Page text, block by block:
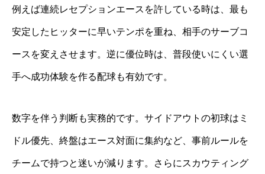
例えば連続レセプションエースを許している時は、最も
安定したヒッターに早いテンポを重ね、相手のサーブコ
ースを変えさせます。逆に優位時は、普段使いにくい選
手へ成功体験を作る配球も有効です。
数字を伴う判断も実務的です。サイドアウトの初球はミ
ドル優先、終盤はエース対面に集約など、事前ルールを
チームで持つと迷いが減ります。さらにスカウティング